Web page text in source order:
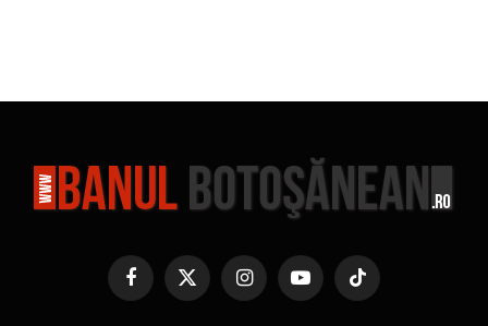
Facebook
X
InstagramYouTubeTikTok